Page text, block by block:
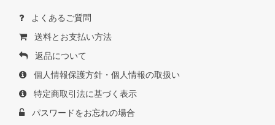
よくあるご質問
送料とお支払い方法
返品について
個人情報保護方針・個人情報の取扱い
特定商取引法に基づく表示
パスワードをお忘れの場合